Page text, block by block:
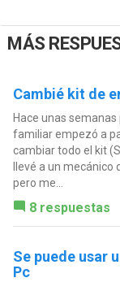
MÁS
Cambié kit de
Hace unas
familiar empezó a
cambiar todo el kit
llevé a un
pero me...
8 respuestas
Se puede usar
Pc